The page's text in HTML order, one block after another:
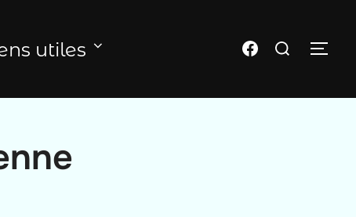
utiles Page FB du clubRechercher :